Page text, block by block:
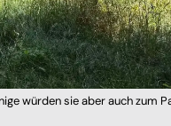
würden sie aber auch zum